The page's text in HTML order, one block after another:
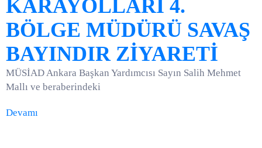
KARAYOLLARI 4.
BÖLGE MÜDÜRÜ SAVAŞ
BAYINDIR ZİYARETİ
MÜSİAD Ankara Başkan Yardımcısı Sayın Salih Mehmet
Mallı ve beraberindeki
Devamı